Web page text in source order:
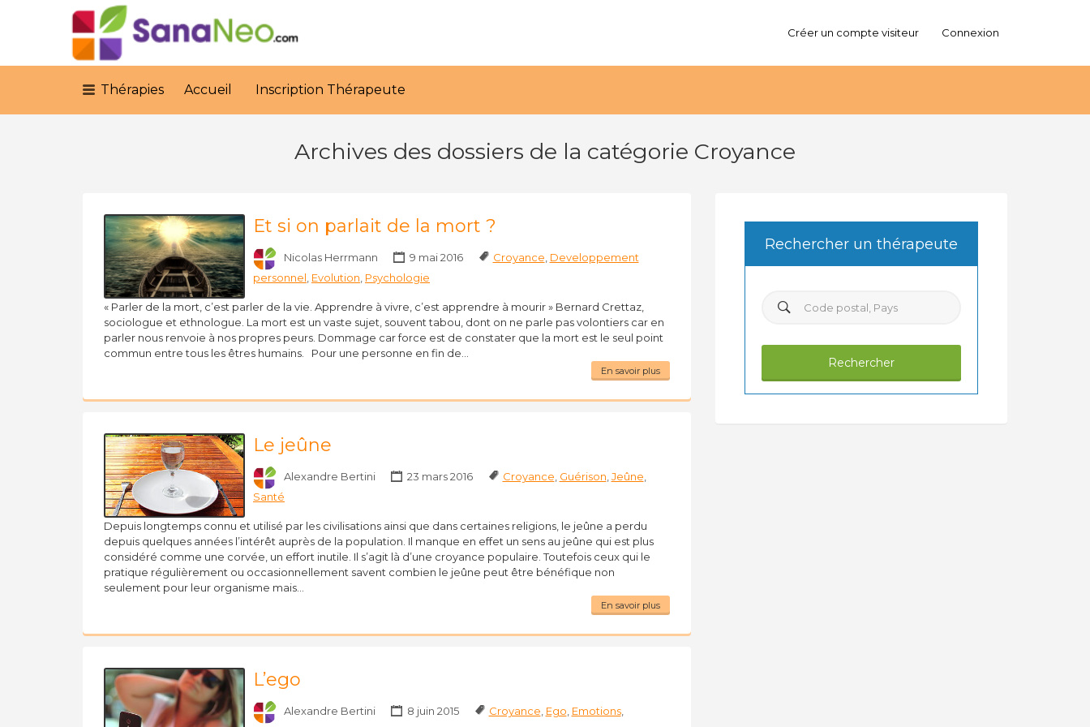
Créer un compte visiteur Connexion
Rechercher:
Thérapies Accueil Inscription Thérapeute
Archives des dossiers de la catégorie Croyance
Et si on parlait de la mort ?
Nicolas Herrmann 9 mai 2016 Croyance Developpement
personnel Evolution Psychologie
« Parler de la mort, c’est parler de la vie. Apprendre à vivre, c’est apprendre à mourir » Bernard Crettaz,
sociologue et ethnologue. La mort est un vaste sujet, souvent tabou, dont on ne parle pas volontiers car en
parler nous renvoie à nos propres peurs. Dommage car force est de constater que la mort est le seul point
commun entre tous les êtres humains. Pour une personne en fin de…
En savoir plus
Le jeûne
Alexandre Bertini 23 mars 2016 Croyance Guérison Jeûne
Santé
Depuis longtemps connu et utilisé par les civilisations ainsi que dans certaines religions, le jeûne a perdu
depuis quelques années l’intérêt auprès de la population. Il manque en effet un sens au jeûne qui est plus
considéré comme une corvée, un effort inutile. Il s’agit là d’une croyance populaire. Toutefois ceux qui le
pratique régulièrement ou occasionnellement savent combien le jeûne peut être bénéfique non
seulement pour leur organisme mais…
En savoir plus
L’ego
Alexandre Bertini 8 juin 2015 Croyance Ego Emotions,
Rechercher un thérapeute
Rechercher